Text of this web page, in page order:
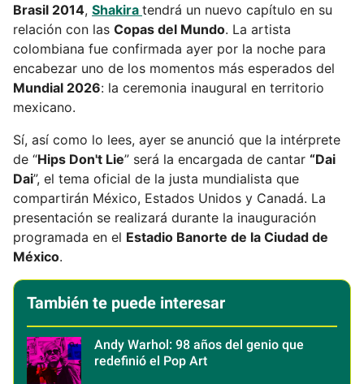
Brasil 2014, Shakira tendrá un nuevo capítulo en su
relación con las Copas del Mundo. La artista
colombiana fue confirmada ayer por la noche para
encabezar uno de los momentos más esperados del
Mundial 2026: la ceremonia inaugural en territorio
mexicano.
Sí, así como lo lees, ayer se anunció que la intérprete
de “Hips Don't Lie” será la encargada de cantar “Dai
Dai”, el tema oficial de la justa mundialista que
compartirán México, Estados Unidos y Canadá. La
presentación se realizará durante la inauguración
programada en el Estadio Banorte de la Ciudad de
México.
También te puede interesar
Andy Warhol: 98 años del genio que
redefinió el Pop Art